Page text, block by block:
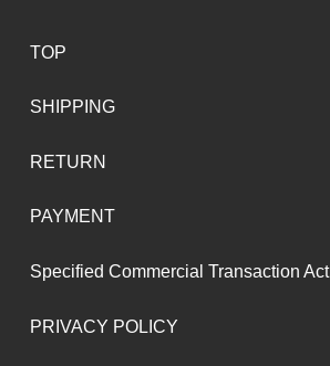
TOP
SHIPPING
RETURN
PAYMENT
Specified Commercial Transaction Act
PRIVACY POLICY